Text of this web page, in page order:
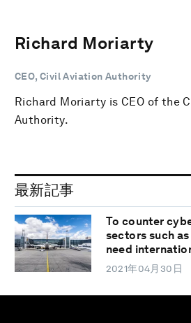
Richard Moriarty
CEO, Civil Aviation Authority
Richard Moriarty is CEO of the
Authority.
最新記事
To counter
sectors such
need
2021年04月30日